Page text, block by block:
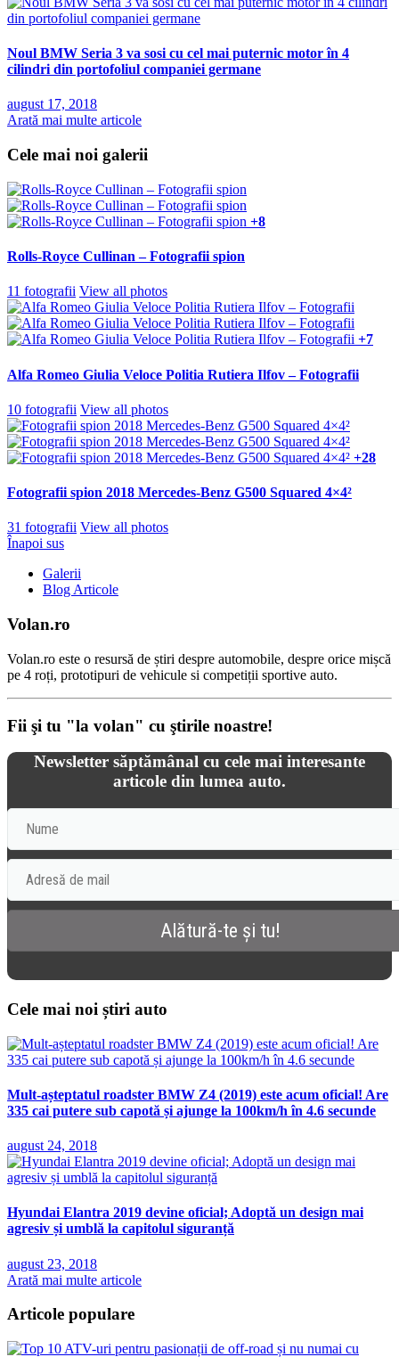
Noul BMW Seria 3 va sosi cu cel mai puternic motor în 4
cilindri din portofoliul companiei germane
august 17, 2018
Arată mai multe articole
Cele mai noi galerii
+8
Rolls-Royce Cullinan – Fotografii spion
11 fotografii View all photos
+7
Alfa Romeo Giulia Veloce Politia Rutiera Ilfov – Fotografii
10 fotografii View all photos
+28
Fotografii spion 2018 Mercedes-Benz G500 Squared 4×4²
31 fotografii View all photos
Înapoi sus
Galerii
Blog Articole
Volan.ro
Volan.ro este o resursă de știri despre automobile, despre orice mișcă
pe 4 roți, prototipuri de vehicule si competiții sportive auto.
Fii şi tu "la volan" cu ştirile noastre!
Newsletter săptămânal cu cele mai interesante
articole din lumea auto.
Cele mai noi știri auto
Mult-așteptatul roadster BMW Z4 (2019) este acum oficial! Are
335 cai putere sub capotă și ajunge la 100km/h în 4.6 secunde
august 24, 2018
Hyundai Elantra 2019 devine oficial; Adoptă un design mai
agresiv și umblă la capitolul siguranță
august 23, 2018
Arată mai multe articole
Articole populare